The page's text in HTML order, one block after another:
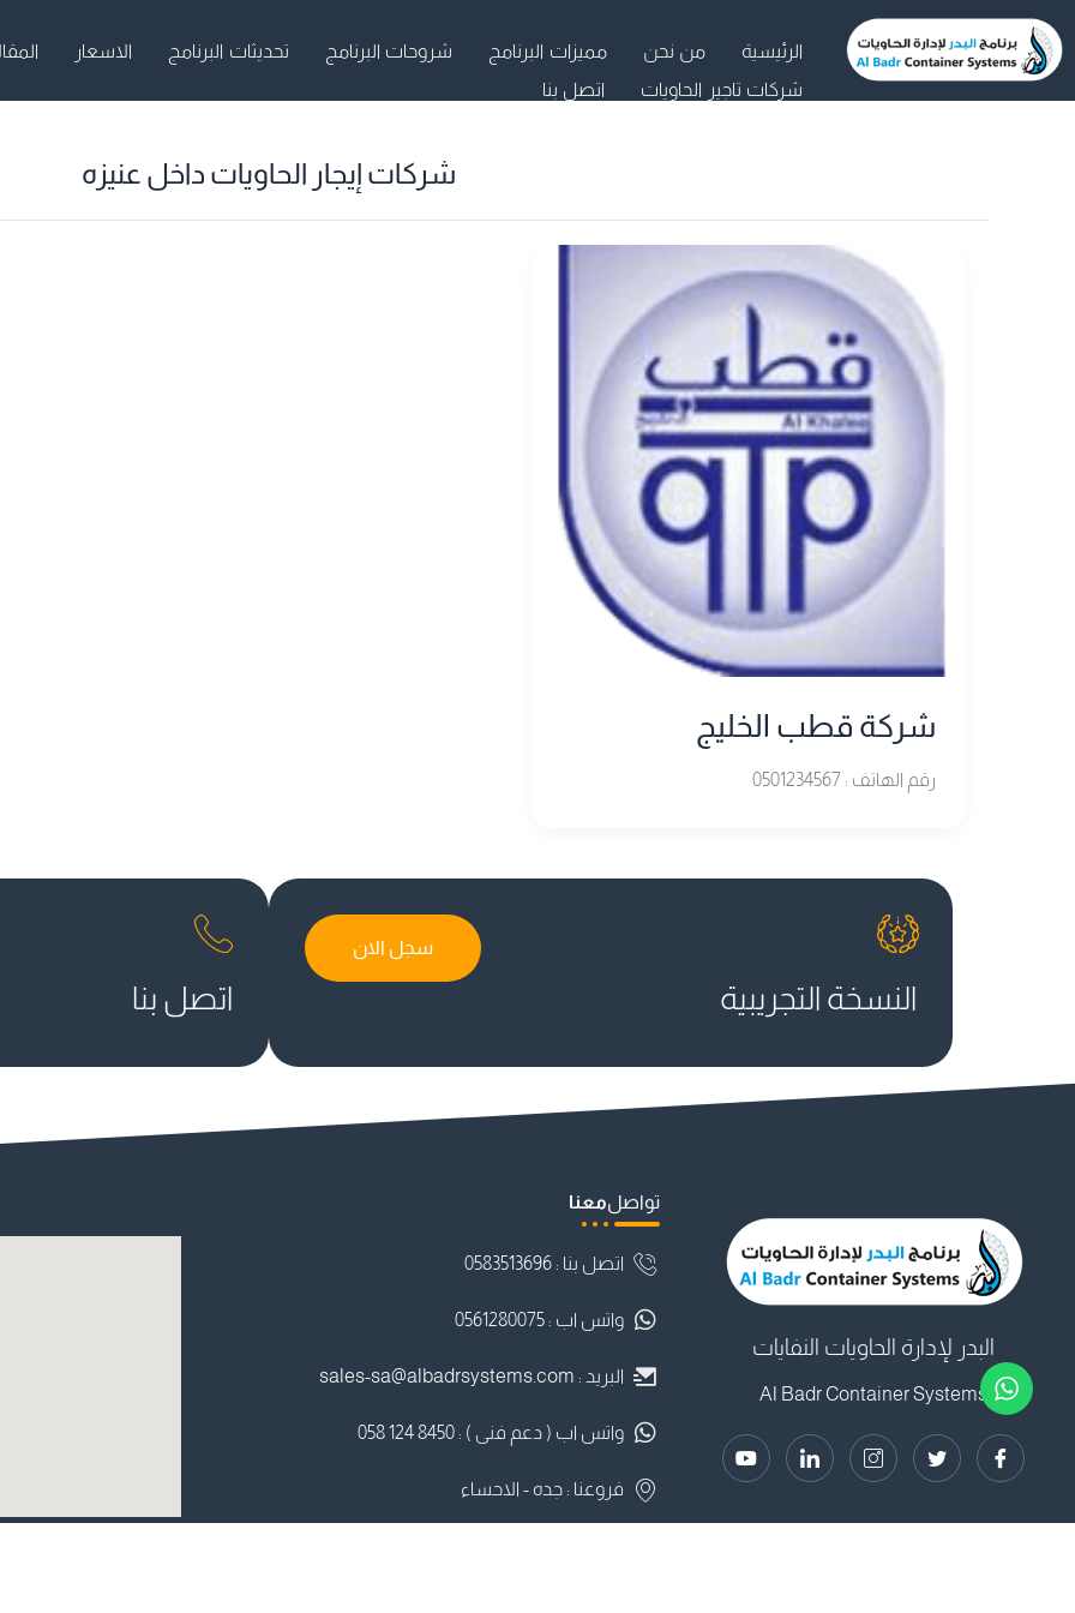
تخطي
إلى
الرئيسية من نحن مميزات البرنامج شروحات البرنامج تحديثات البرنامج الاسعار
شركات تاجير الحاويات
اتصل بنا
شركات إيجار الحاويات داخل عنيزه
شركة قطب الخليج
رقم الهاتف : 0501234567
النسخة التجريبية
سجل الان
اتصل بنا
البدر لإدارة الحاويات النفايات
Al Badr Container Systems
تواصلمعنا
اتصل بنا : ⁦0583513696
واتس اب : 0561280075
البريد : sales-sa@albadrsystems.com
واتس اب ( دعم فنى ) : ⁦058 124 8450⁩⁩
فروعنا : جده - الاحساء